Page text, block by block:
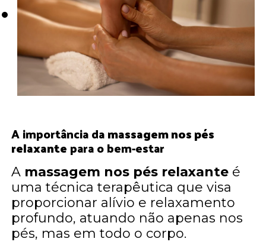
A importância damassagem nos pés
relaxantepara o bem-estar
A massagem nos pés relaxante é
uma técnica terapêutica que visa
proporcionar alívio e relaxamento
profundo, atuando não apenas nos
pés, mas em todo o corpo.